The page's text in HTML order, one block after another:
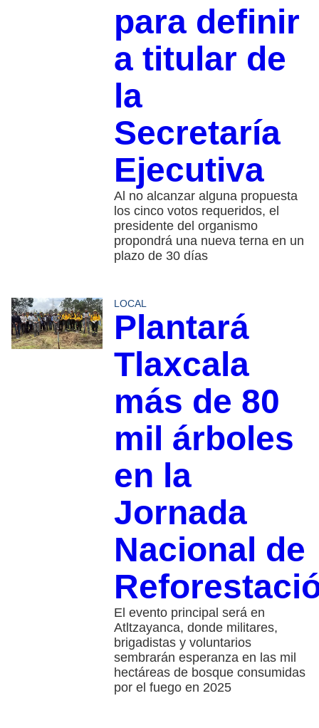
para definir
a titular de
la
Secretaría
Ejecutiva
Al no alcanzar alguna propuesta
los cinco votos requeridos, el
presidente del organismo
propondrá una nueva terna en un
plazo de 30 días
LOCAL
Plantará
Tlaxcala
más de 80
mil árboles
en la
Jornada
Nacional de
El evento principal será en
Atltzayanca, donde militares,
brigadistas y voluntarios
sembrarán esperanza en las mil
hectáreas de bosque consumidas
por el fuego en 2025